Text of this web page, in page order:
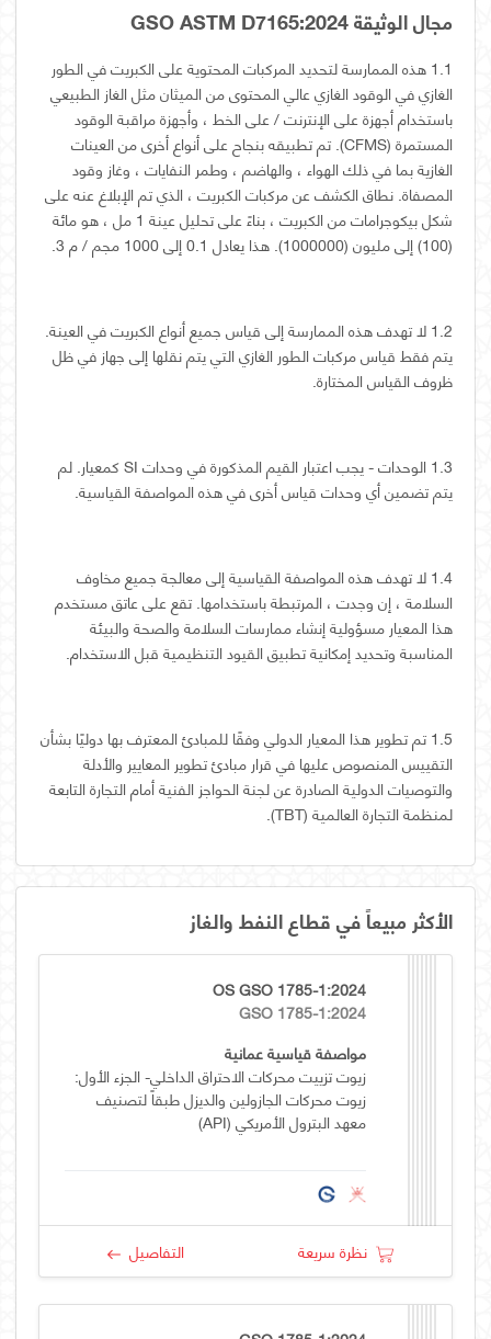
مجال الوثيقة GSO ASTM D7165:2024
1.1 هذه الممارسة لتحديد المركبات المحتوية على الكبريت في الطور
الغازي في الوقود الغازي عالي المحتوى من الميثان مثل الغاز الطبيعي
باستخدام أجهزة على الإنترنت / على الخط ، وأجهزة مراقبة الوقود
المستمرة (CFMS). تم تطبيقه بنجاح على أنواع أخرى من العينات
الغازية بما في ذلك الهواء ، والهاضم ، وطمر النفايات ، وغاز وقود
المصفاة. نطاق الكشف عن مركبات الكبريت ، الذي تم الإبلاغ عنه على
شكل بيكوجرامات من الكبريت ، بناءً على تحليل عينة 1 مل ، هو مائة
(100) إلى مليون (1000000). هذا يعادل 0.1 إلى 1000 مجم / م 3.
1.2 لا تهدف هذه الممارسة إلى قياس جميع أنواع الكبريت في العينة.
يتم فقط قياس مركبات الطور الغازي التي يتم نقلها إلى جهاز في ظل
ظروف القياس المختارة.
1.3 الوحدات - يجب اعتبار القيم المذكورة في وحدات SI كمعيار. لم
يتم تضمين أي وحدات قياس أخرى في هذه المواصفة القياسية.
1.4 لا تهدف هذه المواصفة القياسية إلى معالجة جميع مخاوف
السلامة ، إن وجدت ، المرتبطة باستخدامها. تقع على عاتق مستخدم
هذا المعيار مسؤولية إنشاء ممارسات السلامة والصحة والبيئة
المناسبة وتحديد إمكانية تطبيق القيود التنظيمية قبل الاستخدام.
1.5 تم تطوير هذا المعيار الدولي وفقًا للمبادئ المعترف بها دوليًا بشأن
التقييس المنصوص عليها في قرار مبادئ تطوير المعايير والأدلة
والتوصيات الدولية الصادرة عن لجنة الحواجز الفنية أمام التجارة التابعة
لمنظمة التجارة العالمية (TBT).
الأكثر مبيعاً في قطاع النفط والغاز
OS GSO 1785-1:2024
GSO 1785-1:2024
مواصفة قياسية عمانية
زيوت تزييت محركات الاحتراق الداخلي- الجزء الأول:
زيوت محركات الجازولين والديزل طبقاً لتصنيف
معهد البترول الأمريكي (API)
نظرة سريعة التفاصيل